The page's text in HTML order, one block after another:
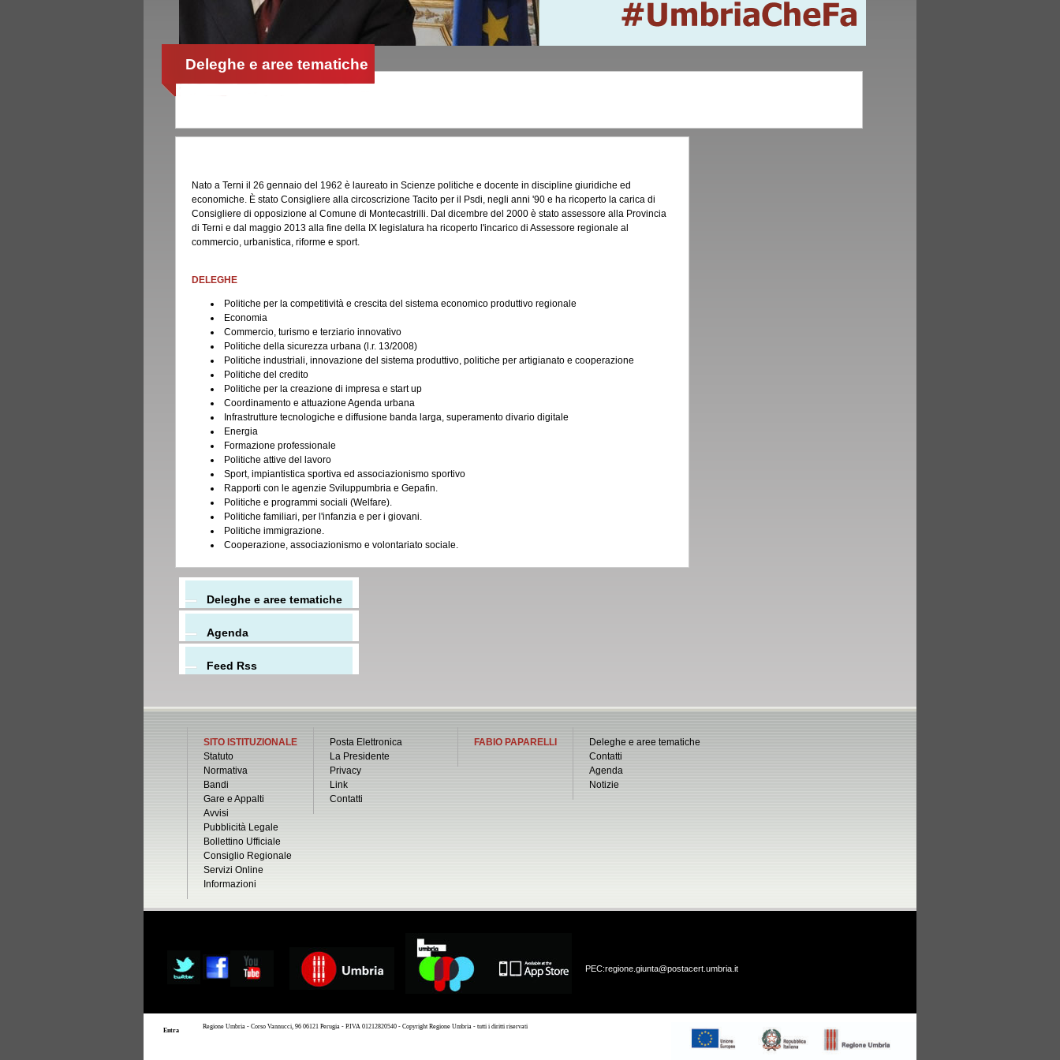
Deleghe e aree tematiche
Nato a Terni il 26 gennaio del 1962 è laureato in Scienze politiche e docente in discipline giuridiche ed
economiche. È stato Consigliere alla circoscrizione Tacito per il Psdi, negli anni '90 e ha ricoperto la carica di
Consigliere di opposizione al Comune di Montecastrilli. Dal dicembre del 2000 è stato assessore alla Provincia
di Terni e dal maggio 2013 alla fine della IX legislatura ha ricoperto l'incarico di Assessore regionale al
commercio, urbanistica, riforme e sport.
DELEGHE
Politiche per la competitività e crescita del sistema economico produttivo regionale
Economia
Commercio, turismo e terziario innovativo
Politiche della sicurezza urbana (l.r. 13/2008)
Politiche industriali, innovazione del sistema produttivo, politiche per artigianato e cooperazione
Politiche del credito
Politiche per la creazione di impresa e start up
Coordinamento e attuazione Agenda urbana
Infrastrutture tecnologiche e diffusione banda larga, superamento divario digitale
Energia
Formazione professionale
Politiche attive del lavoro
Sport, impiantistica sportiva ed associazionismo sportivo
Rapporti con le agenzie Sviluppumbria e Gepafin.
Politiche e programmi sociali (Welfare).
Politiche familiari, per l'infanzia e per i giovani.
Politiche immigrazione.
Cooperazione, associazionismo e volontariato sociale.
Deleghe e aree tematiche
Agenda
Feed Rss
SITO ISTITUZIONALE
Statuto
Normativa
Bandi
Gare e Appalti
Avvisi
Pubblicità Legale
Bollettino Ufficiale
Consiglio Regionale
Servizi Online
Informazioni
Posta Elettronica
La Presidente
Privacy
Link
Contatti
FABIO PAPARELLI
Deleghe e aree tematiche
Contatti
Agenda
Notizie
PEC:regione.giunta@postacert.umbria.it
Entra
Regione Umbria - Corso Vannucci, 96 06121 Perugia - P.IVA 01212820540 - Copyright Regione Umbria - tutti i diritti riservati